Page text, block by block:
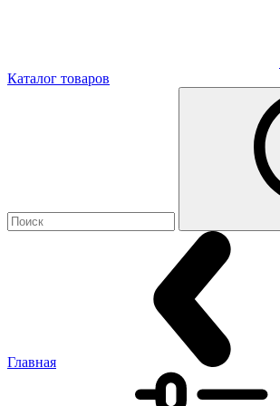
Каталог товаров
Главная